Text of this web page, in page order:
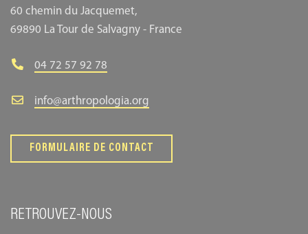
60 chemin du Jacquemet,
69890 La Tour de Salvagny - France
04 72 57 92 78
info@arthropologia.org
FORMULAIRE DE CONTACT
RETROUVEZ-NOUS